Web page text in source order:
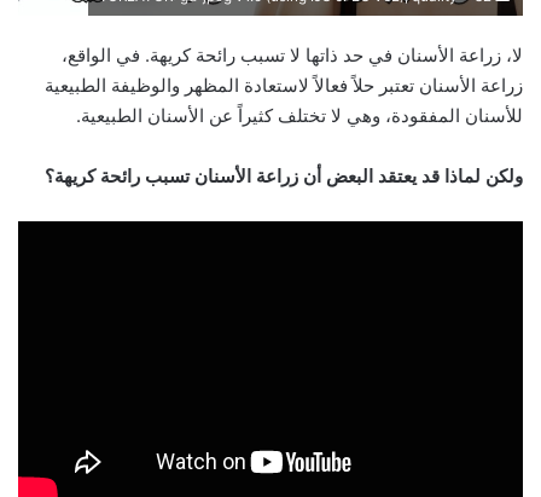
لا، زراعة الأسنان في حد ذاتها لا تسبب رائحة كريهة. في الواقع،
زراعة الأسنان تعتبر حلاً فعالاً لاستعادة المظهر والوظيفة الطبيعية
للأسنان المفقودة، وهي لا تختلف كثيراً عن الأسنان الطبيعية.
ولكن لماذا قد يعتقد البعض أن زراعة الأسنان تسبب رائحة كريهة؟